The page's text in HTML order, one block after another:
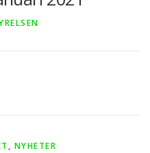
, NYHETER